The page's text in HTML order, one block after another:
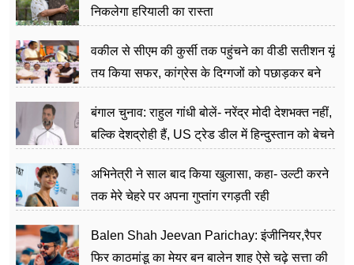
निकलेगा हरियाली का रास्ता
वकील से सीएम की कुर्सी तक पहुंचने का वीडी सतीशन यूं
तय किया सफर, कांग्रेस के दिग्गजों को पछाड़कर बने
बंगाल चुनाव: राहुल गांधी बोलें- नरेंद्र मोदी देशभक्त नहीं,
बल्कि देशद्रोही हैं, US ट्रेड डील में हिन्दुस्तान को बेचने
अभिनेत्री ने साल बाद किया खुलासा, कहा- उल्टी करने
तक मेरे चेहरे पर अपना गुप्तांग रगड़ती रही
Balen Shah Jeevan Parichay: इंजीनियर,रैपर
फिर काठमांडू का मेयर बन बालेन शाह ऐसे चढ़े सत्ता की